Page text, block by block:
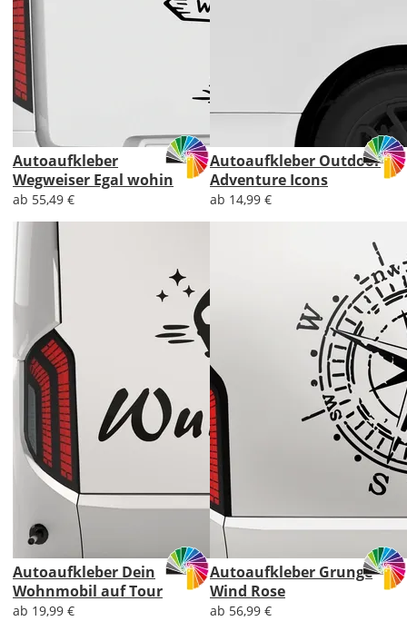
Autoaufkleber
Wegweiser Egal wohin
ab 55,49 €
Autoaufkleber Outdoor
Adventure Icons
ab 14,99 €
Autoaufkleber Dein
Wohnmobil auf Tour
ab 19,99 €
Autoaufkleber Grunge
Wind Rose
ab 56,99 €